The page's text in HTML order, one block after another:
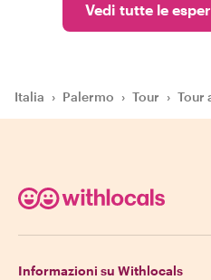
Vedi tutte le
Italia › Palermo › Tour › Tour
Informazioni su Withlocals